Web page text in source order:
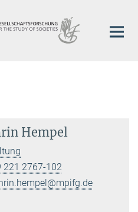
Hempel
221 2767-102